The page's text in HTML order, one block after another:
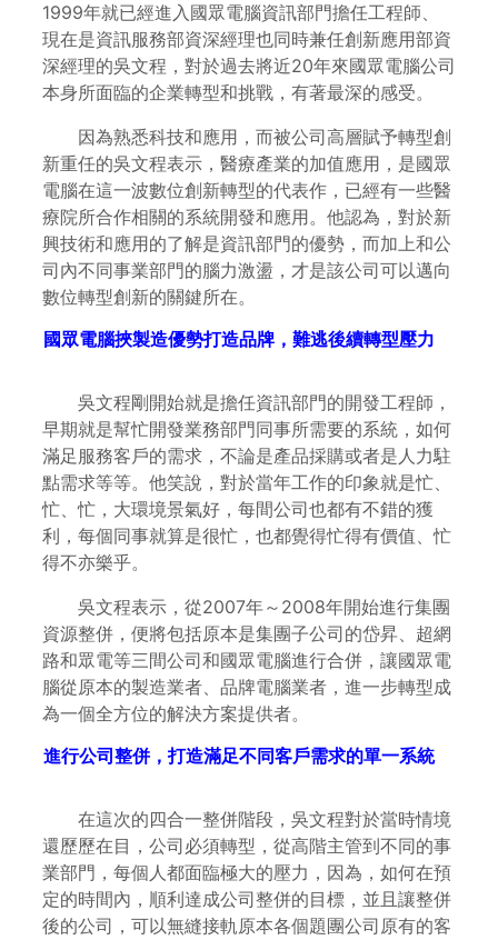
1999年就已經進入國眾電腦資訊部門擔任工程師、
現在是資訊服務部資深經理也同時兼任創新應用部資
深經理的吳文程，對於過去將近20年來國眾電腦公司
本身所面臨的企業轉型和挑戰，有著最深的感受。
因為熟悉科技和應用，而被公司高層賦予轉型創
新重任的吳文程表示，醫療產業的加值應用，是國眾
電腦在這一波數位創新轉型的代表作，已經有一些醫
療院所合作相關的系統開發和應用。他認為，對於新
興技術和應用的了解是資訊部門的優勢，而加上和公
司內不同事業部門的腦力激盪，才是該公司可以邁向
數位轉型創新的關鍵所在。
國眾電腦挾製造優勢打造品牌，難逃後續轉型壓力
吳文程剛開始就是擔任資訊部門的開發工程師，
早期就是幫忙開發業務部門同事所需要的系統，如何
滿足服務客戶的需求，不論是產品採購或者是人力駐
點需求等等。他笑說，對於當年工作的印象就是忙、
忙、忙，大環境景氣好，每間公司也都有不錯的獲
利，每個同事就算是很忙，也都覺得忙得有價值、忙
得不亦樂乎。
吳文程表示，從2007年～2008年開始進行集團
資源整併，便將包括原本是集團子公司的岱昇、超網
路和眾電等三間公司和國眾電腦進行合併，讓國眾電
腦從原本的製造業者、品牌電腦業者，進一步轉型成
為一個全方位的解決方案提供者。
進行公司整併，打造滿足不同客戶需求的單一系統
在這次的四合一整併階段，吳文程對於當時情境
還歷歷在目，公司必須轉型，從高階主管到不同的事
業部門，每個人都面臨極大的壓力，因為，如何在預
定的時間內，順利達成公司整併的目標，並且讓整併
後的公司，可以無縫接軌原本各個題團公司原有的客